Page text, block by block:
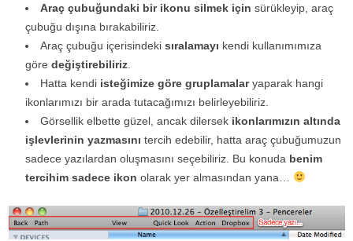
Araç çubuğundaki bir ikonu silmek için sürükleyip, araç
çubuğu dışına bırakabiliriz.
Araç çubuğu içerisindeki sıralamayı kendi kullanımımıza
göre değiştirebiliriz
Hatta kendi isteğimize göre gruplamalaryaparak hangi
ikonlarımızı bir arada tutacağımızı belirleyebiliriz.
Görsellik elbette güzel, ancak dilersek ikonlarımızın altında
işlevlerinin yazmasını tercih edebilir, hatta araç çubuğumuzun
sadece yazılardan oluşmasını seçebiliriz. Bu konuda benim
tercihim sadece ikon olarak yer almasından yana…